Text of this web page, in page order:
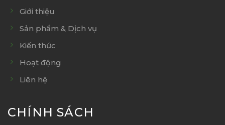
Giới thiệu
Sản phẩm & Dịch vụ
Kiến thức
Hoạt động
Liên hệ
CHÍNH SÁCH